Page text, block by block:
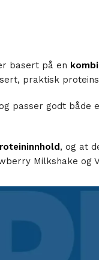
basert på en
praktisk
passer godt både
, og at
Milkshake og